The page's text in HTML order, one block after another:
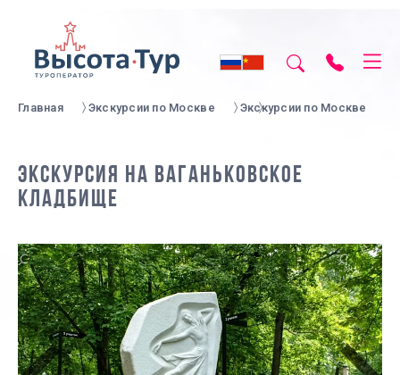
Главная Экскурсии по Москве Экскурсии по Москве
ЭКСКУРСИЯ НА ВАГАНЬКОВСКОЕ
КЛАДБИЩЕ